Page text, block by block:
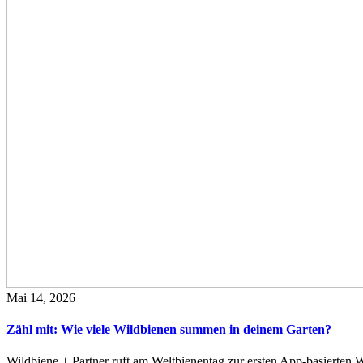
Mai 14, 2026
Zähl mit: Wie viele Wildbienen summen in deinem Garten?